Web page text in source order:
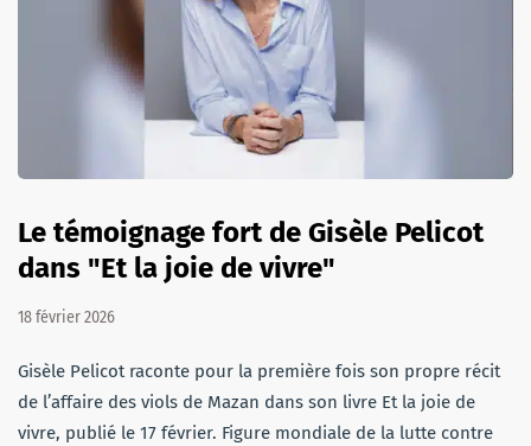
Le témoignage fort de Gisèle Pelicot
dans "Et la joie de vivre"
18 février 2026
Gisèle Pelicot raconte pour la première fois son propre récit
de l’affaire des viols de Mazan dans son livre Et la joie de
vivre, publié le 17 février. Figure mondiale de la lutte contre